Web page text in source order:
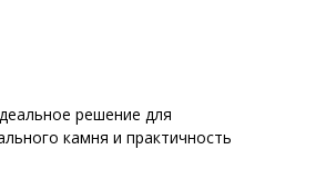
решение для
камня и практичность